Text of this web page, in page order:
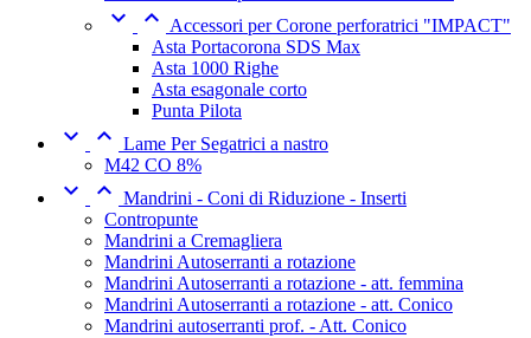
  Accessori per Corone perforatrici "IMPACT"
Asta Portacorona SDS Max
Asta 1000 Righe
Asta esagonale corto
Punta Pilota
  Lame Per Segatrici a nastro
M42 CO 8%
  Mandrini - Coni di Riduzione - Inserti
Contropunte
Mandrini a Cremagliera
Mandrini Autoserranti a rotazione
Mandrini Autoserranti a rotazione - att. femmina
Mandrini Autoserranti a rotazione - att. Conico
Mandrini autoserranti prof. - Att. Conico